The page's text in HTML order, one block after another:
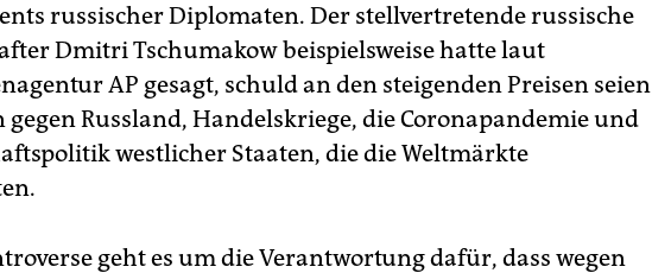
russischer Diplomaten. Der stellvertretende russische
Dmitri Tschumakow beispielsweise hatte laut
AP gesagt, schuld an den steigenden Preisen seien
gegen Russland, Handelskriege, die Coronapandemie und
westlicher Staaten, die die Weltmärkte
geht es um die Verantwortung dafür, dass wegen